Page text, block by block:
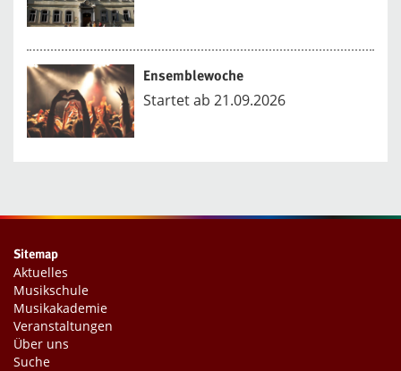
Ensemblewoche
Startet ab 21.09.2026
Sitemap
Aktuelles
Musikschule
Musikakademie
Veranstaltungen
Über uns
Suche